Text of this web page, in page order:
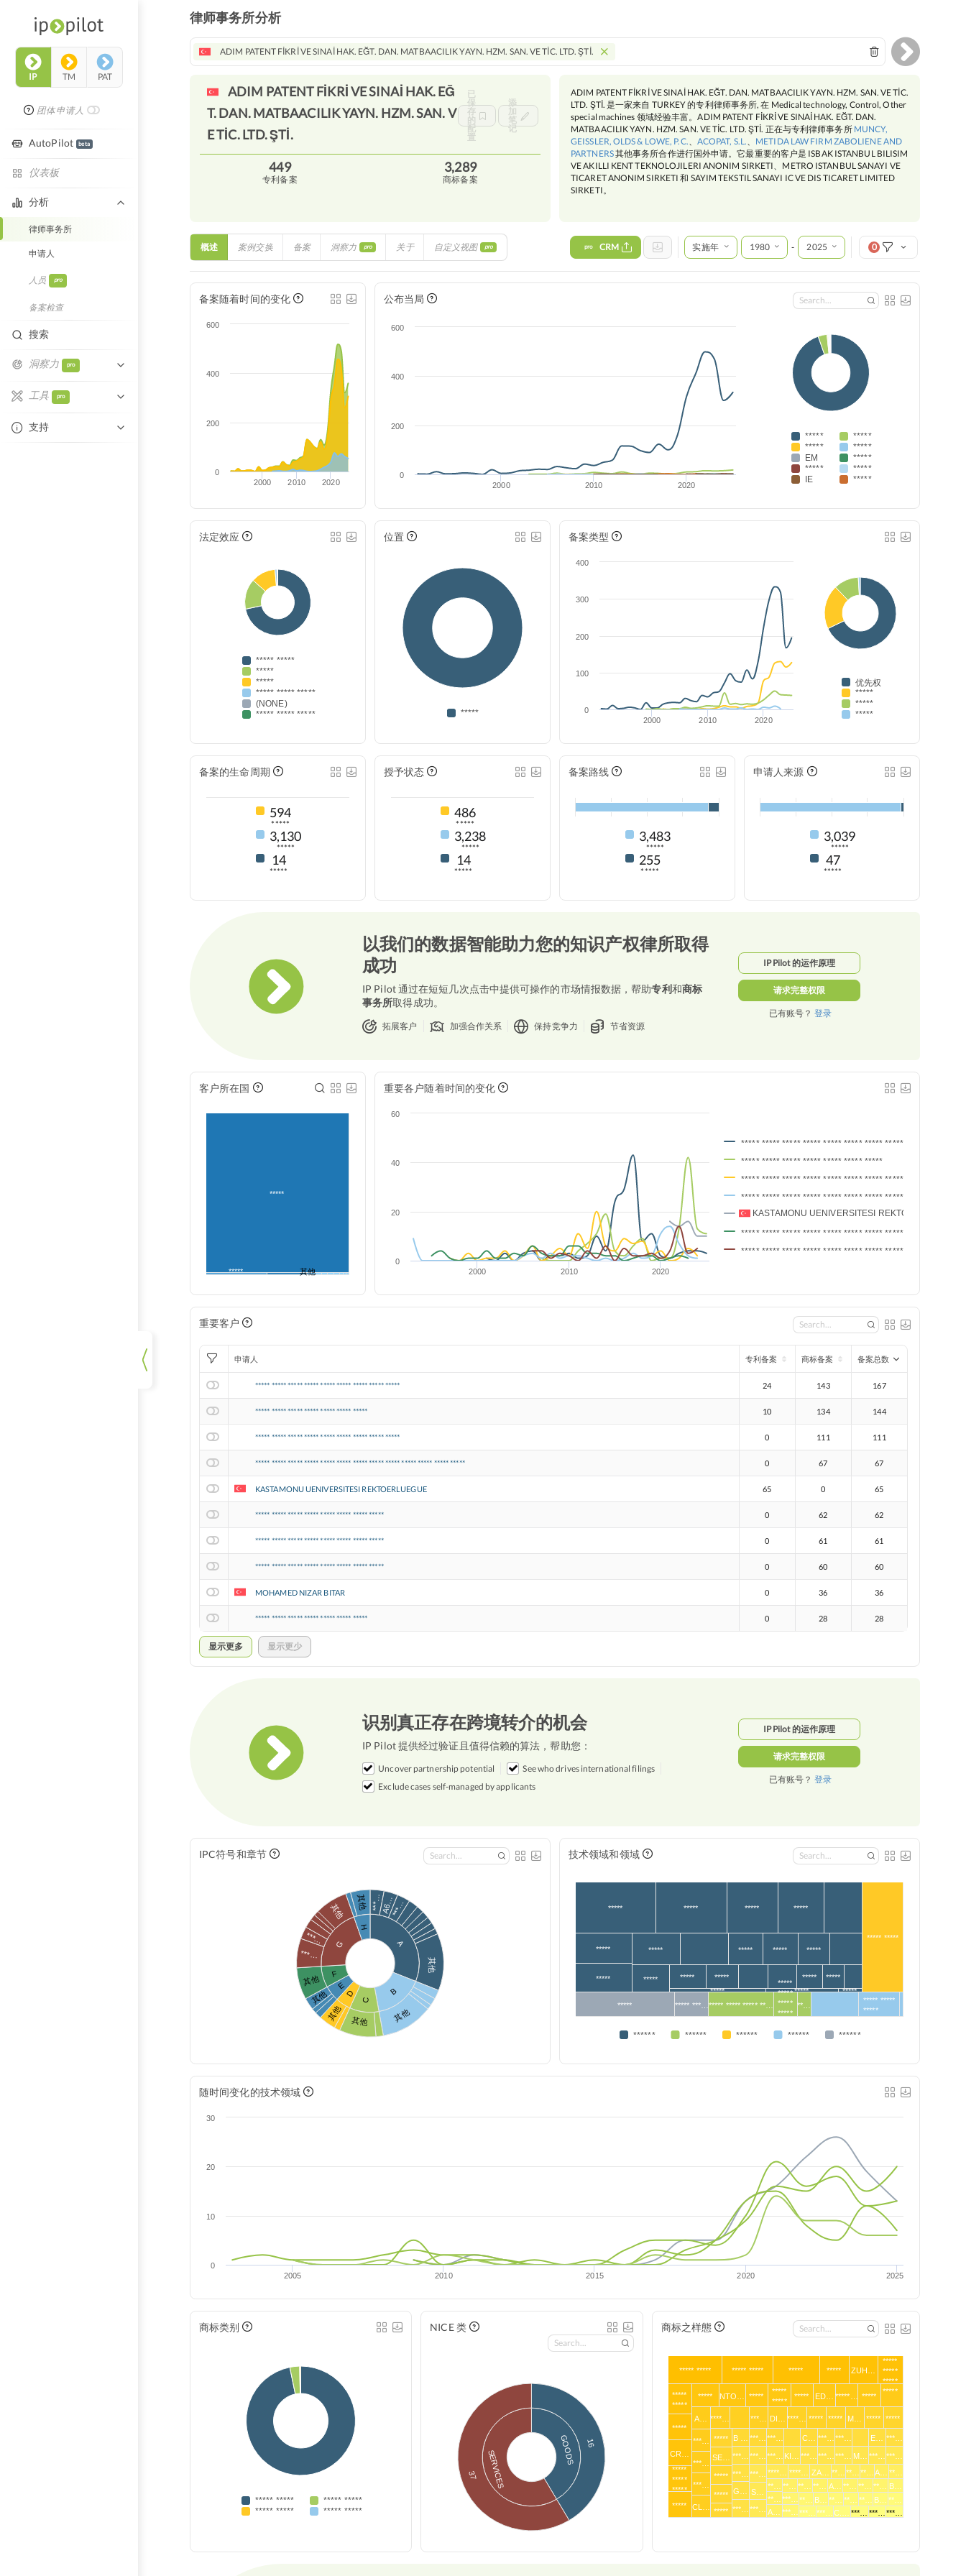
IP TM PAT
团体申请人
AutoPilot beta
仪表板
分析
律师事务所
申请人
人员 pro
备案检查
搜索
洞察力 pro
相似性
关系网重叠
工具 pro
Excel自动填充
支持
律师事务所分析
ADIM PATENT FİKRİ VE SINAİ HAK. EĞT. DAN. MATBAACILIK YAYN. HZM. SAN. VE TİC. LTD. ŞTİ.
ADIM PATENT FİKRİ VE SINAİ HAK. EĞ
T. DAN. MATBAACILIK YAYN. HZM. SAN. V
E TİC. LTD.ŞTİ.
已
保
存
的
配
置
添
加
笔
记
449
专利备案
3,289
商标备案
ADIM PATENT FİKRİ VE SINAİ HAK. EĞT. DAN. MATBAACILIK YAYN. HZM. SAN. VE TİC.
LTD. ŞTİ. 是一家来自 TURKEY 的专利律师事务所, 在 Medical technology, Control, Other
special machines 领域经验丰富。ADIM PATENT FİKRİ VE SINAİ HAK. EĞT. DAN.
MATBAACILIK YAYN. HZM. SAN. VE TİC. LTD. ŞTİ. 正在与专利律师事务所 MUNCY,
GEISSLER, OLDS & LOWE, P.C.、 ACOPAT, S.L.、 METIDA LAW FIRM ZABOLIENE AND
PARTNERS其他事务所合作进行国外申请。它最重要的客户是 ISBAK ISTANBUL BILISIM
VE AKILLI KENT TEKNOLOJILERI ANONIM SIRKETI、METRO ISTANBUL SANAYI VE
TICARET ANONIM SIRKETI 和 SAYIM TEKSTIL SANAYI IC VE DIS TICARET LIMITED
SIRKETI。
概述 案例交换 备案 洞察力 pro 关于 自定义视图 pro pro CRM 实施年 1980 - 2025 0
备案随着时间的变化
2000 2010 2020
0
200
400
600
公布当局
2000 2010 2020
0
200
400
600
*****
*****
*****
*****
EM
*****
*****
*****
IE
*****
法定效应
***** *****
*****
*****
***** ***** *****
(NONE)
***** ***** *****
位置
*****
备案类型
2000 2010 2020
0
100
200
300
400
优先权
*****
*****
*****
备案的生命周期
594
*****
3,130
*****
14
*****
授予状态
486
*****
3,238
*****
14
*****
备案路线
3,483
*****
255
*****
申请人来源
3,039
*****
47
*****
以我们的数据智能助力您的知识产权律所取得
成功
IP Pilot 通过在短短几次点击中提供可操作的市场情报数据，帮助专利和商标
事务所取得成功。
拓展客户 加强合作关系 保持竞争力 节省资源
IP Pilot 的运作原理
请求完整权限
已有账号？ 登录
客户所在国
*****
***** 其他
重要各户随着时间的变化
2000 2010 2020
0
20
40
60
***** ***** ***** ***** ***** ***** ***** ***** *****
***** ***** ***** ***** ***** ***** *****
***** ***** ***** ***** ***** ***** ***** ***** *****
***** ***** ***** ***** ***** ***** ***** ***** ***** *****
KASTAMONU UENIVERSITESI REKTOERLUEGUE
***** ***** ***** ***** ***** ***** ***** *****
***** ***** ***** ***** ***** ***** ***** *****
重要客户
申请人 专利备案 商标备案 备案总数
***** ***** ***** ***** ***** ***** ***** ***** ***** 24 143 167
***** ***** ***** ***** ***** ***** ***** 10 134 144
***** ***** ***** ***** ***** ***** ***** ***** ***** 0 111 111
***** ***** ***** ***** ***** ***** ***** ***** ***** ***** ***** ***** ***** 0 67 67
KASTAMONU UENIVERSITESI REKTOERLUEGUE 65 0 65
***** ***** ***** ***** ***** ***** ***** ***** 0 62 62
***** ***** ***** ***** ***** ***** ***** ***** 0 61 61
***** ***** ***** ***** ***** ***** ***** ***** 0 60 60
MOHAMED NIZAR BITAR 0 36 36
***** ***** ***** ***** ***** ***** ***** 0 28 28
显示更多 显示更少
识别真正存在跨境转介的机会
IP Pilot 提供经过验证且值得信赖的算法，帮助您：
Uncover partnership potential
See who drives international filings
Exclude cases self-managed by applicants
IP Pilot 的运作原理
请求完整权限
已有账号？ 登录
IPC符号和章节
A
***…A6…***…
其他
B
其他
C
其他
D
其他
E
其他
F
其他
G
***…
***…
其他
H
其他
技术领域和领域
***** ***** ***** *****
*****
*****
***** ***** ***** *****
***** ***** ***** *****
*****
*****
***** *****
***** *****
***** ***** ***… ***** ***** ***** **…
*****
*****
*****
*****
**…
***** *****
*****
****** ****** ****** ****** ******
随时间变化的技术领域
2005 2010 2015 2020 2025
0
10
20
30
商标类别
***** *****
***** *****
***** *****
***** *****
NICE 类
GOODS 16
SERVICES
37
商标之样態
***** ***** ***** ***** ***** ***** ZUH…
*****
*****
*****
*****
*****
*****
*****
CR…
*****
*****
*****
*****
***** NTO… *****
*****
*****
***** ED… *****… *****
A…
***…
***…
***…
CL…
****… ***… DI… ****… ***** ***** M… ***** *****
*****
SE…
*****
*****
*****
B … ***… ***… C… ***… ***… E… ***…
***…
***…
G…
***…
***… ***… KI… ***… ***… ***… M… ***… ***…
***…
S…
***…
****… ****… ZA… **… **… **… A…
**…
**…
**…
A…
**… **… **… A… **… **… **…
B…
***…
***…
**… B… **… **… **… B…
**…
***… ***… C.… ***… ***… ***…